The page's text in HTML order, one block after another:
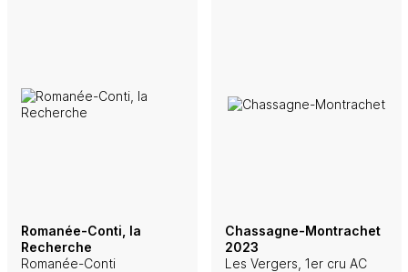
Romanée-Conti, la
Recherche
Romanée-Conti
Chassagne-Montrachet
2023
Les Vergers, 1er cru AC